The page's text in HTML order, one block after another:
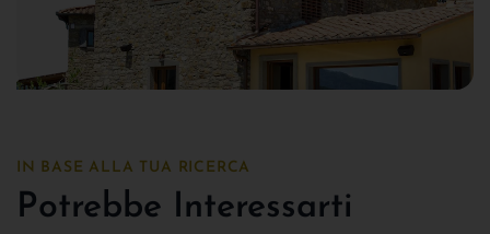
IN BASE ALLA TUA RICERCA
Potrebbe Interessarti